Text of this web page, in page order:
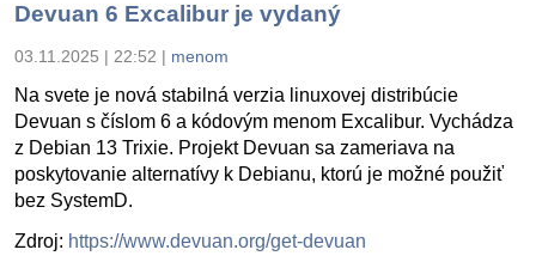
Devuan 6 Excalibur je vydaný
03.11.2025 | 22:52 | menom
Na svete je nová stabilná verzia linuxovej distribúcie
Devuan s číslom 6 a kódovým menom Excalibur. Vychádza
z Debian 13 Trixie. Projekt Devuan sa zameriava na
poskytovanie alternatívy k Debianu, ktorú je možné použiť
bez SystemD.
Zdroj: https://www.devuan.org/get-devuan